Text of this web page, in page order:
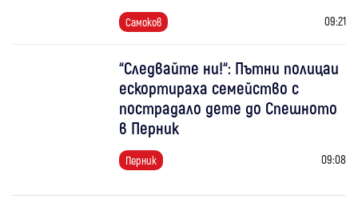
Самоков 09:21
“Следвайте ни!“: Пътни полицаи
ескортираха семейство с
пострадало дете до Спешното
в Перник
Перник 09:08